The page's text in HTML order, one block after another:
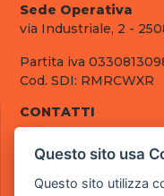
Sede Operativa
via Industriale, 2 -
Partita iva
Cod. SDI: RMRCWXR
CONTATTI
tel.: +39 030 376 2377
pec:
Questo sito usa
Questo sito utilizza